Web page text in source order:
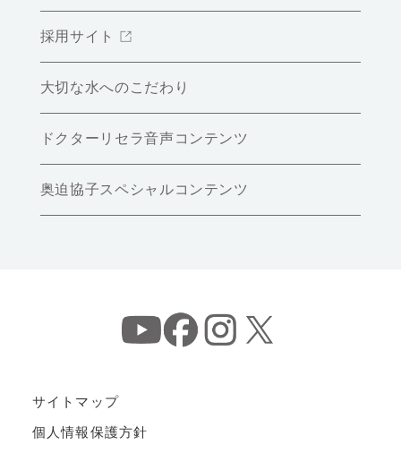
採用サイト
大切な水へのこだわり
ドクターリセラ音声コンテンツ
奥迫協子スペシャルコンテンツ
サイトマップ
個人情報保護方針